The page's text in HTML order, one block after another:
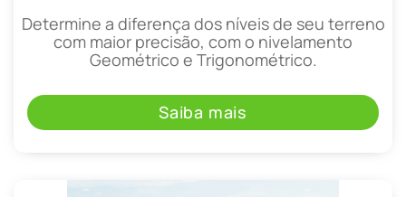
Determine a diferença dos níveis de seu terreno
com maior precisão, com o nivelamento
Geométrico e Trigonométrico.
Saiba mais